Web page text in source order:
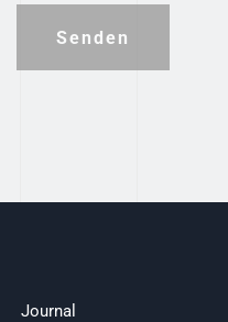
Senden
Journal